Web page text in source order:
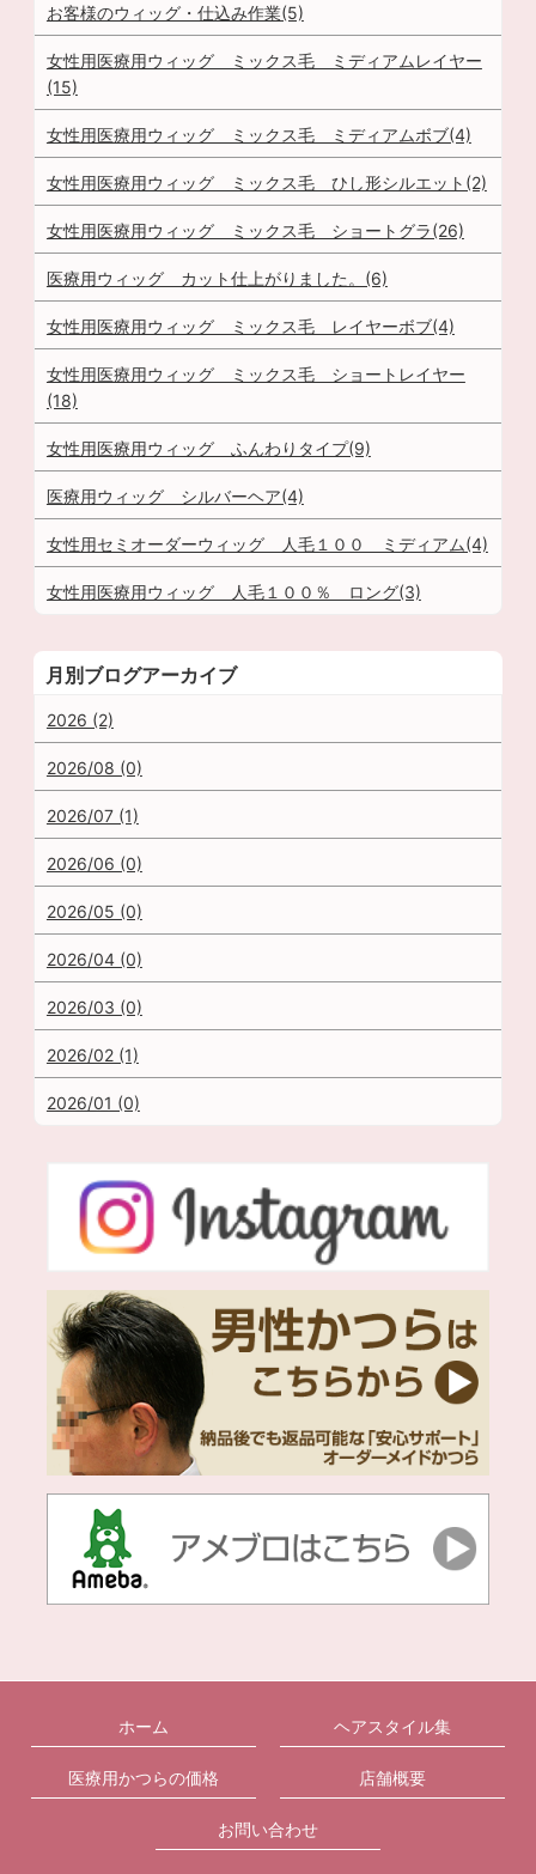
お客様のウィッグ・仕込み作業(5)
女性用医療用ウィッグ ミックス毛 ミディアムレイヤー
(15)
女性用医療用ウィッグ ミックス毛 ミディアムボブ(4)
女性用医療用ウィッグ ミックス毛 ひし形シルエット(2)
女性用医療用ウィッグ ミックス毛 ショートグラ(26)
医療用ウィッグ カット仕上がりました。(6)
女性用医療用ウィッグ ミックス毛 レイヤーボブ(4)
女性用医療用ウィッグ ミックス毛 ショートレイヤー
(18)
女性用医療用ウィッグ ふんわりタイプ(9)
医療用ウィッグ シルバーヘア(4)
女性用セミオーダーウィッグ 人毛１００ ミディアム(4)
女性用医療用ウィッグ 人毛１００％ ロング(3)
月別ブログアーカイブ
2026 (2)
2026/08 (0)
2026/07 (1)
2026/06 (0)
2026/05 (0)
2026/04 (0)
2026/03 (0)
2026/02 (1)
2026/01 (0)
ホーム ヘアスタイル集
医療用かつらの価格 店舗概要
お問い合わせ